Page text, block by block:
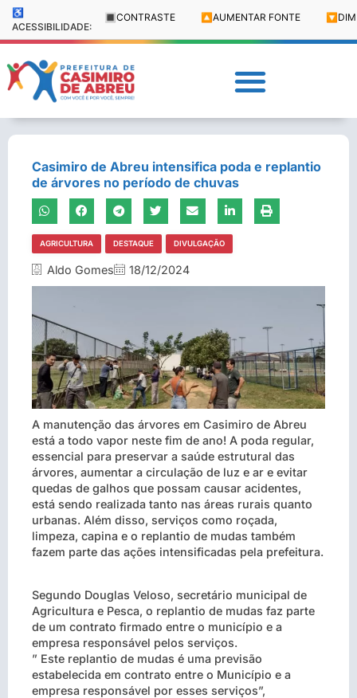
♿
ACESSIBILIDADE:
🔳 CONTRASTE 🔼 AUMENTAR FONTE 🔽
Casimiro de Abreu intensifica poda e replantio
de árvores no período de chuvas
AGRICULTURA DESTAQUE DIVULGAÇÃO
Aldo Gomes 18/12/2024
A manutenção das árvores em Casimiro de Abreu
está a todo vapor neste fim de ano! A poda regular,
essencial para preservar a saúde estrutural das
árvores, aumentar a circulação de luz e ar e evitar
quedas de galhos que possam causar acidentes,
está sendo realizada tanto nas áreas rurais quanto
urbanas. Além disso, serviços como roçada,
limpeza, capina e o replantio de mudas também
fazem parte das ações intensificadas pela prefeitura.
Segundo Douglas Veloso, secretário municipal de
Agricultura e Pesca, o replantio de mudas faz parte
de um contrato firmado entre o município e a
empresa responsável pelos serviços.
” Este replantio de mudas é uma previsão
estabelecida em contrato entre o Município e a
empresa responsável por esses serviços”,